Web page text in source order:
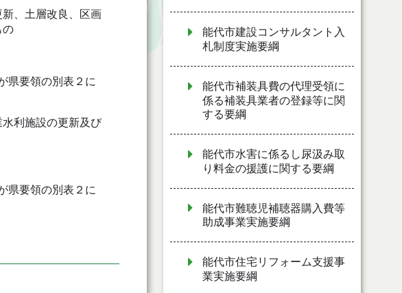
、土層改良、区画
の
県要領の別表２に
利施設の更新及び
県要領の別表２に
能代市建設コンサルタント入
札制度実施要綱
能代市補装具費の代理受領に
係る補装具業者の登録等に関
する要綱
能代市水害に係るし尿汲み取
り料金の援護に関する要綱
能代市難聴児補聴器購入費等
助成事業実施要綱
能代市住宅リフォーム支援事
業実施要綱